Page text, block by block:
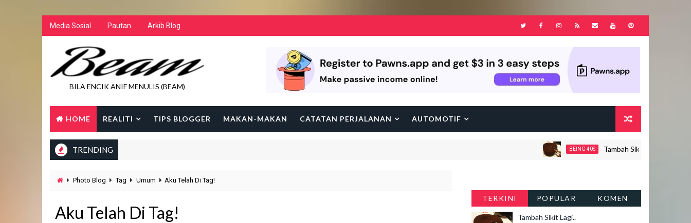
Media Sosial Pautan Arkib Blog
BILA ENCIK ANIF MENULIS (BEAM)
HOME REALITI TIPS BLOGGER MAKAN-MAKAN CATATAN PERJALANAN AUTOMOTIF
TRENDING BEING 40S Tambah Sikit Lagi..
Photo Blog Tag Umum Aku Telah Di Tag!
Aku Telah Di Tag!
TERKINI POPULAR KOMEN
Tambah Sikit Lagi..